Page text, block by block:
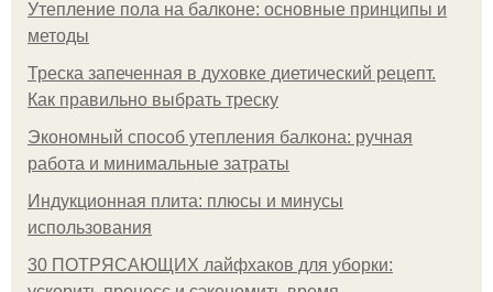
Утепление пола на балконе: основные принципы и
методы
Треска запеченная в духовке диетический рецепт.
Как правильно выбрать треску
Экономный способ утепления балкона: ручная
работа и минимальные затраты
Индукционная плита: плюсы и минусы
использования
30 ПОТРЯСАЮЩИХ лайфхаков для уборки: